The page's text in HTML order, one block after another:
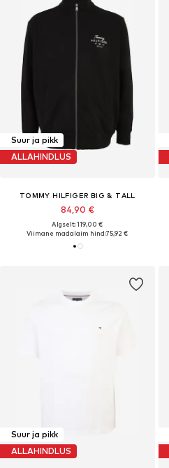
Suur ja pikk
ALLAHINDLUS
TOMMY HILFIGER BIG & TALL
84,90 €
Algselt: 119,00 €
Viimane madalaim hind:75,92 €
Suur ja pikk
ALLAHINDLUS